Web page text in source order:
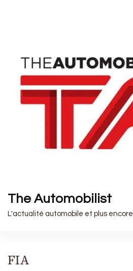
The Automobilist
L'actualité automobile et plus encore
FIA